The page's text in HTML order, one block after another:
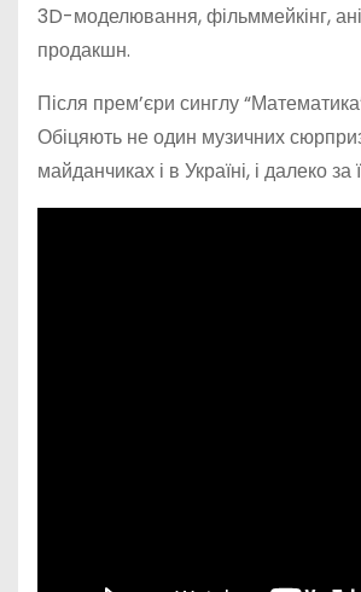
3D-моделювання, фільммейкінг,
продакшн.
Після прем’єри синглу
Обіцяють не один музичних
майданчиках і в Україні, і далеко за